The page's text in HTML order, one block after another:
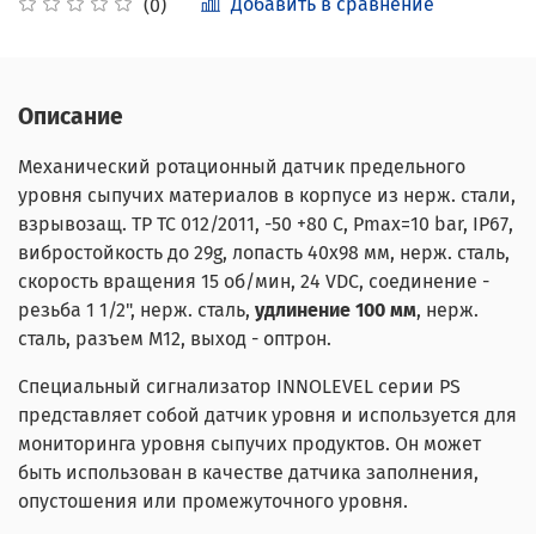
(0) Добавить в сравнение
Описание
Механический ротационный датчик предельного
уровня сыпучих материалов в корпусе из нерж. стали,
взрывозащ. ТР ТС 012/2011, -50 +80 С, Рmax=10 bar, IP67,
вибростойкость до 29g, лопасть 40х98 мм, нерж. сталь,
скорость вращения 15 об/мин, 24 VDC, соединение -
резьба 1 1/2", нерж. сталь, удлинение 100 мм, нерж.
сталь, разъем M12, выход - оптрон.
Специальный сигнализатор INNOLEVEL серии PS
представляет собой датчик уровня и используется для
мониторинга уровня сыпучих продуктов. Он может
быть использован в качестве датчика заполнения,
опустошения или промежуточного уровня.